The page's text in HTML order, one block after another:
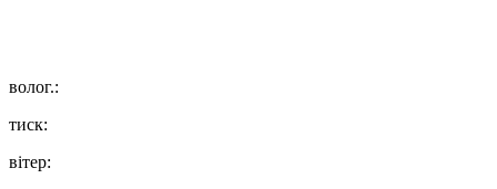
волог.:
тиск:
вітер: